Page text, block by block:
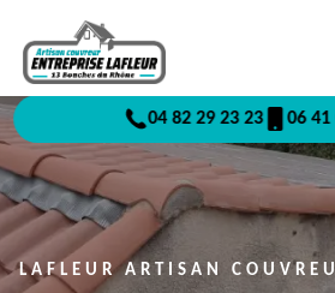
04 82 29 23 23 06 41
LAFLEUR ARTISAN